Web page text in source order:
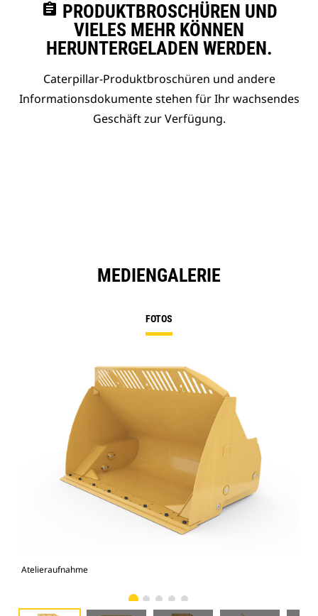
assignment PRODUKTBROSCHÜREN UND
VIELES MEHR KÖNNEN
HERUNTERGELADEN WERDEN.
Caterpillar-Produktbroschüren und andere
Informationsdokumente stehen für Ihr wachsendes
Geschäft zur Verfügung.
MEDIENGALERIE
FOTOS
Atelieraufnahme